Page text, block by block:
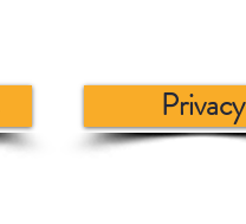
Privacy